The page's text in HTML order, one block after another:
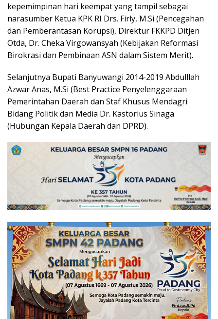
kepemimpinan hari keempat yang tampil sebagai
narasumber Ketua KPK RI Drs. Firly, M.Si (Pencegahan
dan Pemberantasan Korupsi), Direktur FKKPD Ditjen
Otda, Dr. Cheka Virgowansyah (Kebijakan Reformasi
Birokrasi dan Pembinaan ASN dalam Sistem Merit).
Selanjutnya Bupati Banyuwangi 2014-2019 Abdulllah
Azwar Anas, M.Si (Best Practice Penyelenggaraan
Pemerintahan Daerah dan Staf Khusus Mendagri
Bidang Politik dan Media Dr. Kastorius Sinaga
(Hubungan Kepala Daerah dan DPRD).